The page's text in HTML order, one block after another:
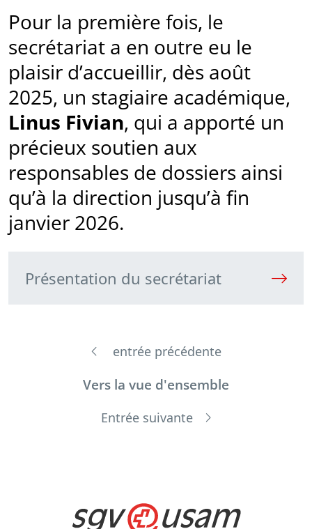
Pour la première fois, le
secrétariat a en outre eu le
plaisir d’accueillir, dès août
2025, un stagiaire académique,
Linus Fivian, qui a apporté un
précieux soutien aux
responsables de dossiers ainsi
qu’à la direction jusqu’à fin
janvier 2026.
Présentation du secrétariat
entrée précédente
Vers la vue d'ensemble
Entrée suivante